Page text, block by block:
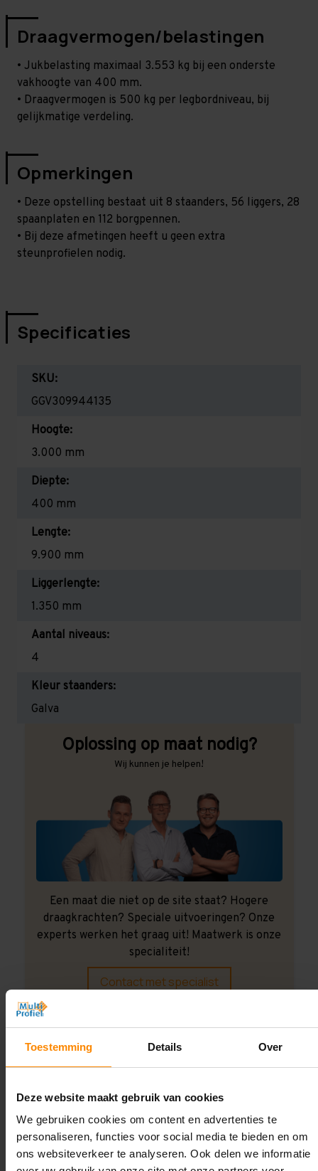
Toestemming Details Over
Deze website maakt gebruik van cookies
We gebruiken cookies om content en advertenties te
personaliseren, functies voor social media te bieden en om
ons websiteverkeer te analyseren. Ook delen we informatie
Draagvermogen/belastingen
• Jukbelasting maximaal 3.553 kg bij een onderste
vakhoogte van 400 mm.
• Draagvermogen is 500 kg per legbordniveau, bij
gelijkmatige verdeling.
Opmerkingen
• Deze opstelling bestaat uit 8 staanders, 56 liggers, 28
spaanplaten en 112 borgpennen.
• Bij deze afmetingen heeft u geen extra
steunprofielen nodig.
Specificaties
SKU:
GGV309944135
Hoogte:
3.000 mm
Diepte:
400 mm
Lengte:
9.900 mm
Liggerlengte:
1.350 mm
Aantal niveaus:
4
Kleur staanders:
Galva
Oplossing op maat nodig?
Wij kunnen je helpen!
Een maat die niet op de site staat? Hogere
draagkrachten? Speciale uitvoeringen? Onze
experts werken het graag uit! Maatwerk is onze
specialiteit!
Contact met specialist
Montage uitbesteden?
Laat ons het doen!